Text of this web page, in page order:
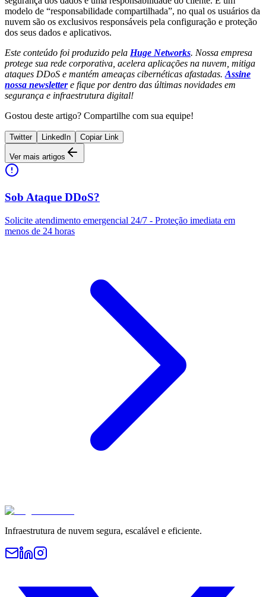
modelo de “responsabilidade compartilhada”, no qual os usuários da
nuvem são os exclusivos responsáveis pela configuração e proteção
dos seus dados e aplicativos.
Este conteúdo foi produzido pela Huge Networks. Nossa empresa
protege sua rede corporativa, acelera aplicações na nuvem, mitiga
ataques DDoS e mantém ameaças cibernéticas afastadas. Assine
nossa newslettere fique por dentro das últimas novidades em
segurança e infraestrutura digital!
Gostou deste artigo? Compartilhe com sua equipe!
Twitter LinkedIn Copiar Link
Ver mais artigos
Sob Ataque DDoS?
Solicite atendimento emergencial 24/7 - Proteção imediata em
menos de 24 horas
Infraestrutura de nuvem segura, escalável e eficiente.